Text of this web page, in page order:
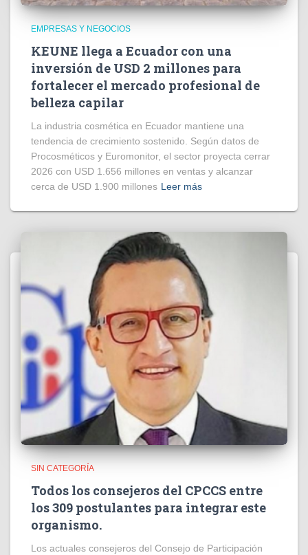
EMPRESAS Y NEGOCIOS
KEUNE llega a Ecuador con una
inversión de USD 2 millones para
fortalecer el mercado profesional de
belleza capilar
La industria cosmética en Ecuador mantiene una
tendencia de crecimiento sostenido. Según datos de
Procosméticos y Euromonitor, el sector proyecta cerrar
2026 con USD 1.656 millones en ventas y alcanzar
cerca de USD 1.900 millones Leer más
SIN CATEGORÍA
Todos los consejeros del CPCCS entre
los 309 postulantes para integrar este
organismo.
Los actuales consejeros del Consejo de Participación